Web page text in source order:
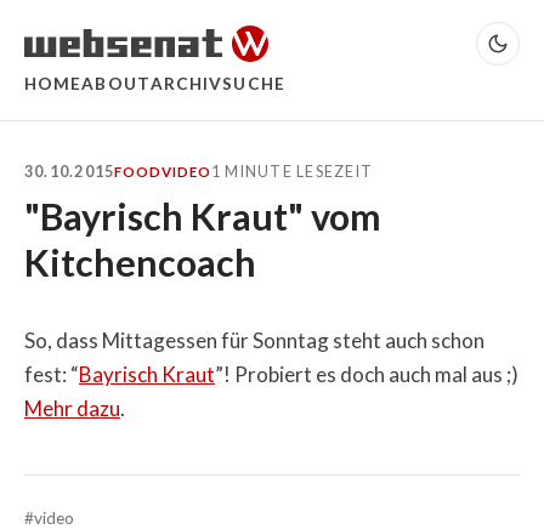
HOMEABOUTARCHIVSUCHE
30.10.2015FOODVIDEO 1 MINUTE LESEZEIT
"Bayrisch Kraut" vom
Kitchencoach
So, dass Mittagessen für Sonntag steht auch schon
fest: “Bayrisch Kraut”! Probiert es doch auch mal aus ;)
Mehr dazu.
#video